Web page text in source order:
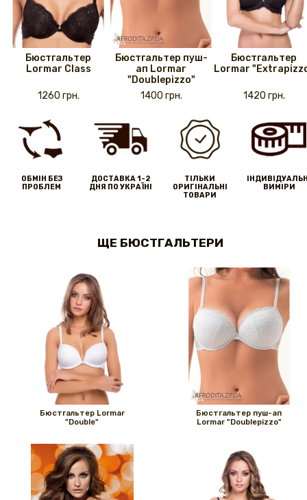
Бюстгальтер
Lormar Class
1260 грн.
Бюстгальтер пуш-
ап Lormar
"Doublepizzo"
1400 грн.
Бюстгальтер
Lormar
1420 грн.
ОБМІН БЕЗ
ПРОБЛЕМ
ДОСТАВКА 1-2
ДНЯ ПО УКРАЇНІ
ТІЛЬКИ
ОРИГІНАЛЬНІ
ТОВАРИ
ВИМІРИ
ЩЕ БЮСТГАЛЬТЕРИ
Бюстгальтер Lormar
"Double"
Бюстгальтер пуш-ап
Lormar "Doublepizzo"